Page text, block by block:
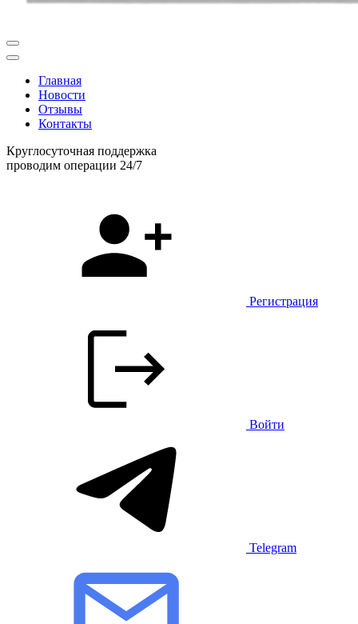
Главная
Новости
Отзывы
Контакты
Круглосуточная поддержка
проводим операции 24/7
Регистрация
Войти
Telegram